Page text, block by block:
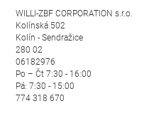
WILLI-ZBF CORPORATION s.r.o.
Kolínská 502
Kolín - Sendražice
280 02
06182976
Po – Čt 7:30 - 16:00
Pá: 7:30 - 15:00
774 318 670